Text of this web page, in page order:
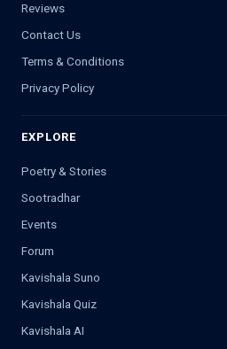
Reviews
Contact Us
Terms & Conditions
Privacy Policy
EXPLORE
Poetry & Stories
Sootradhar
Events
Forum
Kavishala Suno
Kavishala Quiz
Kavishala AI